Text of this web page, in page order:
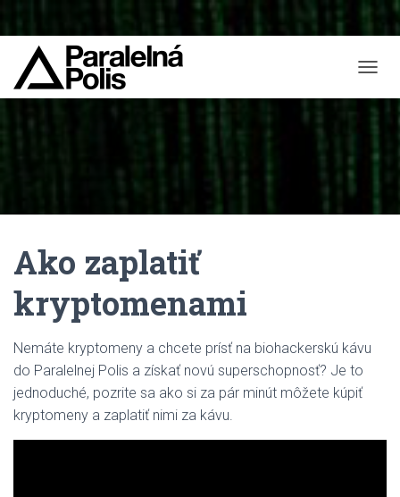
O
V
Ako zaplatiť
kryptomenami
Nemáte kryptomeny a chcete prísť na biohackerskú kávu
do Paralelnej Polis a získať novú superschopnosť? Je to
jednoduché, pozrite sa ako si za pár minút môžete kúpiť
kryptomeny a zaplatiť nimi za kávu.